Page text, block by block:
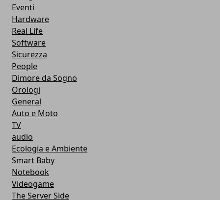
Eventi
Hardware
Real Life
Software
Sicurezza
People
Dimore da Sogno
Orologi
General
Auto e Moto
TV
audio
Ecologia e Ambiente
Smart Baby
Notebook
Videogame
The Server Side